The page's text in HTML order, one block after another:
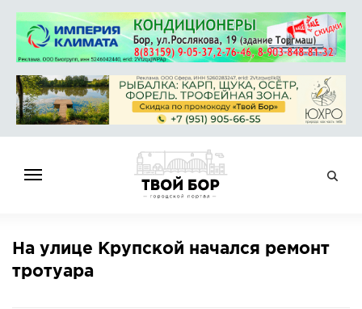
НОВОСТИ
СПРАВОЧНИК
На улице Крупской начался ремонт
тротуара